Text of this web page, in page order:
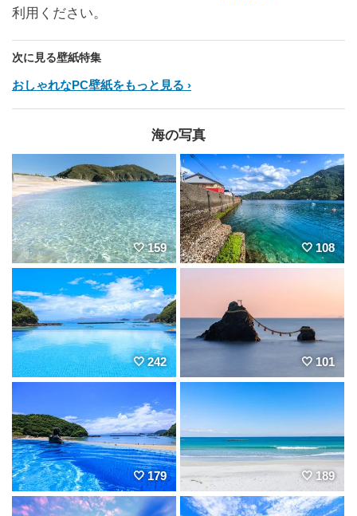
利用ください。
次に見る壁紙特集
おしゃれなPC壁紙をもっと見る
海の写真
159 108
242 101
179 189